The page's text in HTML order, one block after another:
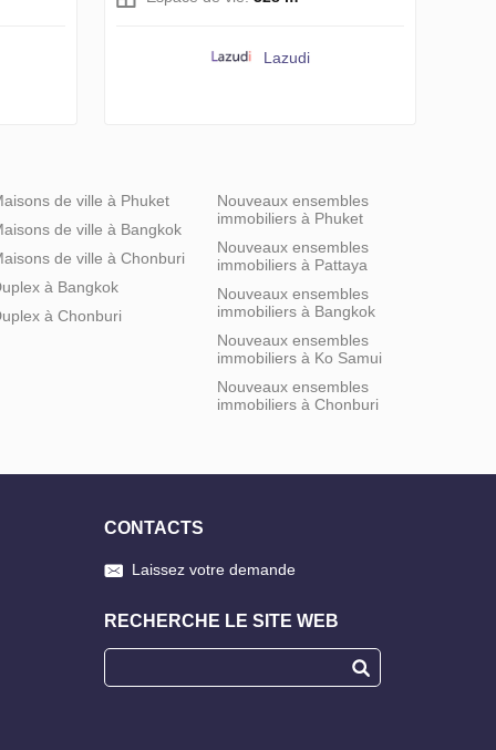
Lazudi
de ville à Phuket
de ville à Bangkok
de ville à Chonburi
à Bangkok
à Chonburi
Nouveaux ensembles
immobiliers à Phuket
Nouveaux ensembles
immobiliers à Pattaya
Nouveaux ensembles
immobiliers à Bangkok
Nouveaux ensembles
immobiliers à Ko Samui
Nouveaux ensembles
immobiliers à Chonburi
CONTACTS
Laissez votre demande
RECHERCHE LE SITE WEB